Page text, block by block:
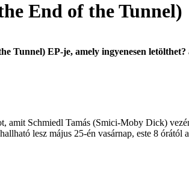
End of the Tunnel)
Tunnel) EP-je, amely ingyenesen
amit Schmiedl Tamás (Smici-Moby Dick)
lesz május 25-én vasárnap, este 8